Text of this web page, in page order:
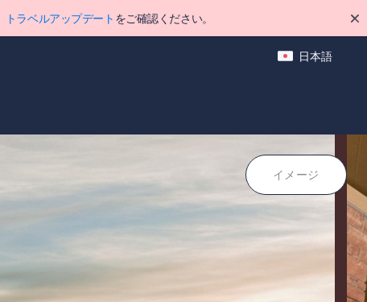
トラベルアップデート をご確認ください。
日本語
イメージ